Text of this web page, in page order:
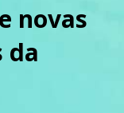
novas
da